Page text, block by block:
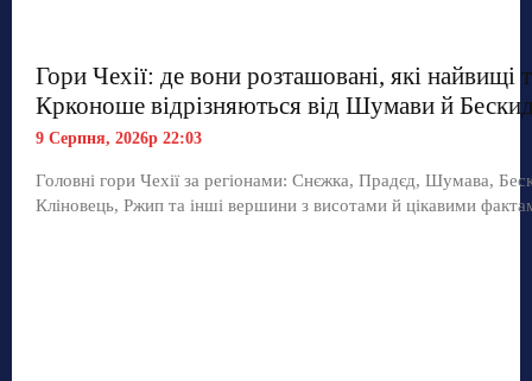
Гори Чехії: де вони розташовані, які найвищі
Крконоше відрізняються від Шумави й
9 Серпня, 2026р 22:03
Головні гори Чехії за регіонами: Снєжка, Прадєд, Шумава,
Кліновець, Ржип та інші вершини з висотами й цікавими